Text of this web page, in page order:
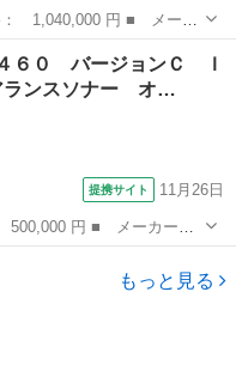
レード名： ＩＳ２５
バックカメラ・ＥＴＣ・
６０ バージョンＣ Ｉ
ランスソナー オ…
提携サイト 11月26日
ード名： ＬＳ４６０
スソナー オートクルーズ
もっと見る